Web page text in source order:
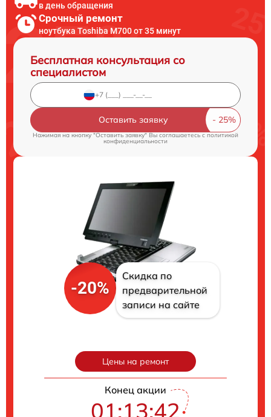
в день обращения
Срочный ремонт
ноутбука Toshiba M700 от 35 минут
Бесплатная консультация со
специалистом
Оставить заявку
Нажимая на кнопку "Оставить заявку" Вы соглашаетесь cполитикой
конфиденциальности
-20%
Скидка по
предварительной
записи на сайте
Цены на ремонт
Конец акции
01:13:41